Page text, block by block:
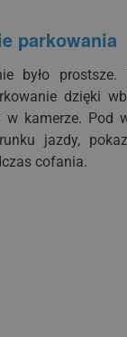
parkowania
było
dzięki
w kamerze. Pod
jazdy,
cofania.